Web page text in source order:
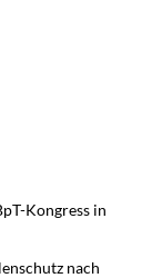
Kongress in
nach